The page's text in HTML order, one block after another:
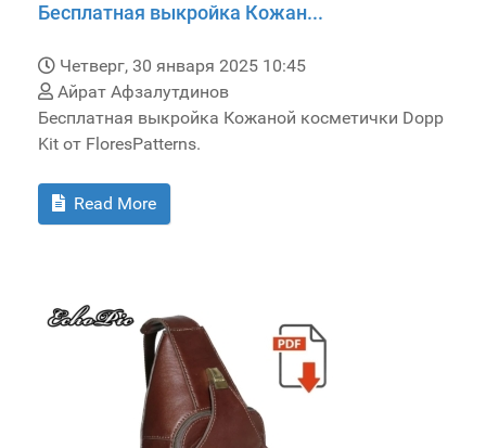
Бесплатная выкройка Кожан...
Четверг, 30 января 2025 10:45
Айрат Афзалутдинов
Бесплатная выкройка Кожаной косметички Dopp
Kit от FloresPatterns.
Read More